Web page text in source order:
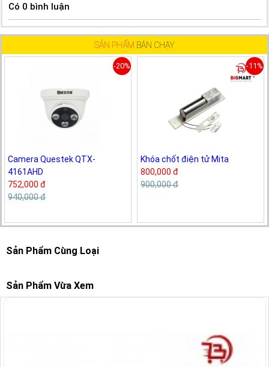
Có 0 bình luận
SẢN PHẨM BÁN CHẠY
-20%
Camera Questek QTX-
4161AHD
752,000 đ
940,000 đ
-11%
Khóa chốt điện tử Mita
800,000 đ
900,000 đ
Sản Phẩm Cùng Loại
Sản Phẩm Vừa Xem